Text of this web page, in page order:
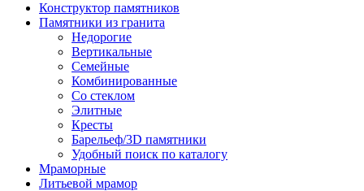
Конструктор памятников
Памятники из гранита
Недорогие
Вертикальные
Семейные
Комбинированные
Со стеклом
Элитные
Кресты
Барельеф/3D памятники
Удобный поиск по каталогу
Мраморные
Литьевой мрамор